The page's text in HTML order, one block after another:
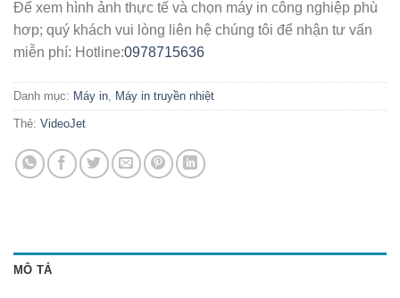
Để xem hình ảnh thực tế và chọn máy in công nghiệp phù
hơp; quý khách vui lòng liên hệ chúng tôi để nhận tư vấn
miễn phí: Hotline:0978715636
Danh mục: Máy in, Máy in truyền nhiệt
Thẻ: VideoJet
MÔ TẢ